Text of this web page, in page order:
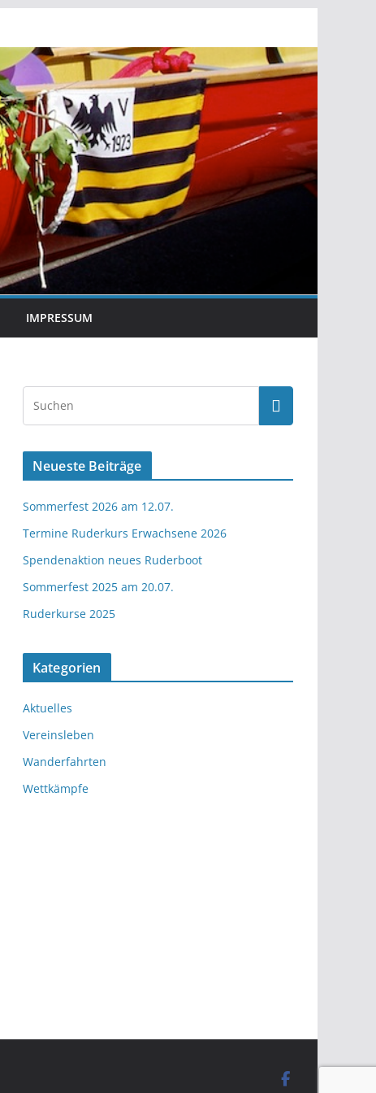
IMPRESSUM
Neueste Beiträge
Sommerfest 2026 am 12.07.
Termine Ruderkurs Erwachsene 2026
Spendenaktion neues Ruderboot
Sommerfest 2025 am 20.07.
Ruderkurse 2025
Kategorien
Aktuelles
Vereinsleben
Wanderfahrten
Wettkämpfe